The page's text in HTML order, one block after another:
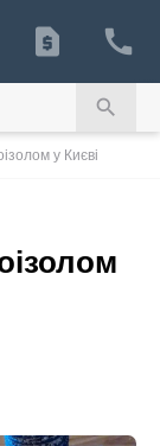
search
у Києві